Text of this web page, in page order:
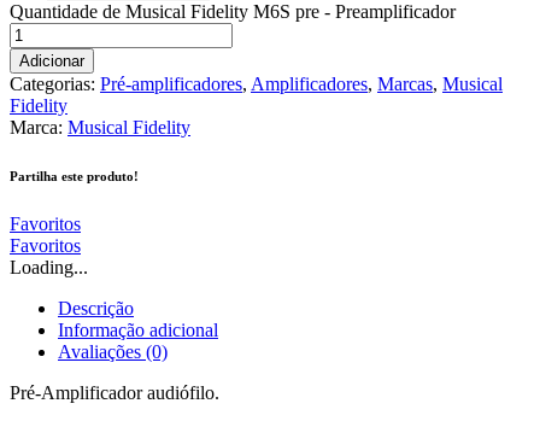
Quantidade de Musical Fidelity M6S pre - Preamplificador
Adicionar
Categorias: Pré-amplificadores, Amplificadores, Marcas, Musical
Fidelity
Marca: Musical Fidelity
Partilha este produto!
Favoritos
Favoritos
Loading...
Descrição
Informação adicional
Avaliações (0)
Pré-Amplificador audiófilo.